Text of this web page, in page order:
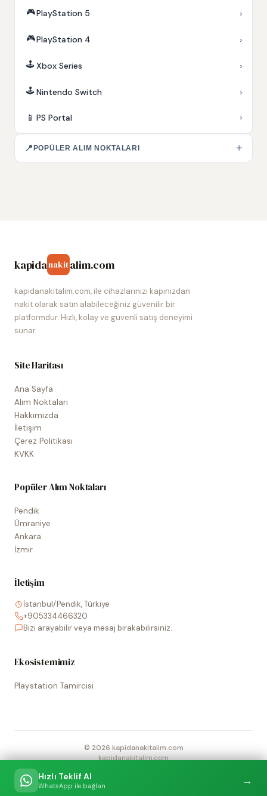
Hızlı Teklif Al
WhatsApp ile bağlan →
🎮PlayStation 5 ›
🎮PlayStation 4 ›
🕹️ Xbox Series ›
🕹️ Nintendo Switch ›
📱 PS Portal ›
📍 POPÜLER ALIM NOKTALARI +
kapidanakitalim.com
kapidanakitalim.com, ile cihazlarınızı kapınızdan
nakit olarak satın alabileceğiniz güvenilir bir
platformdur. Hızlı, kolay ve güvenli satış deneyimi
sunar.
Site Haritası
Ana Sayfa
Alım Noktaları
Hakkımızda
İletişim
Çerez Politikası
KVKK
Popüler Alım Noktaları
Pendik
Ümraniye
Ankara
İzmir
İletişim
İstanbul/Pendik, Türkiye
+905334466320
Bizi arayabilir veya mesaj bırakabilirsiniz.
Ekosistemimiz
Playstation Tamircisi
© 2026 kapidanakitalim.com
kapidanakitalim.com
Sitede kullanılan tüm marka, logo ve görseller ilgili hak sahiplerine